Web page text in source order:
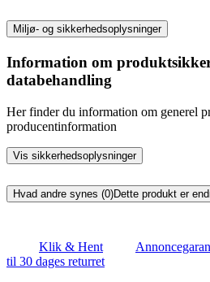
Miljø- og sikkerhedsoplysninger
Information om
databehandling
Her finder du information om generel
producentinformation
Vis sikkerhedsoplysninger
Hvad andre synes (0)Dette produkt er
Klik & Hent
til 30 dages returret